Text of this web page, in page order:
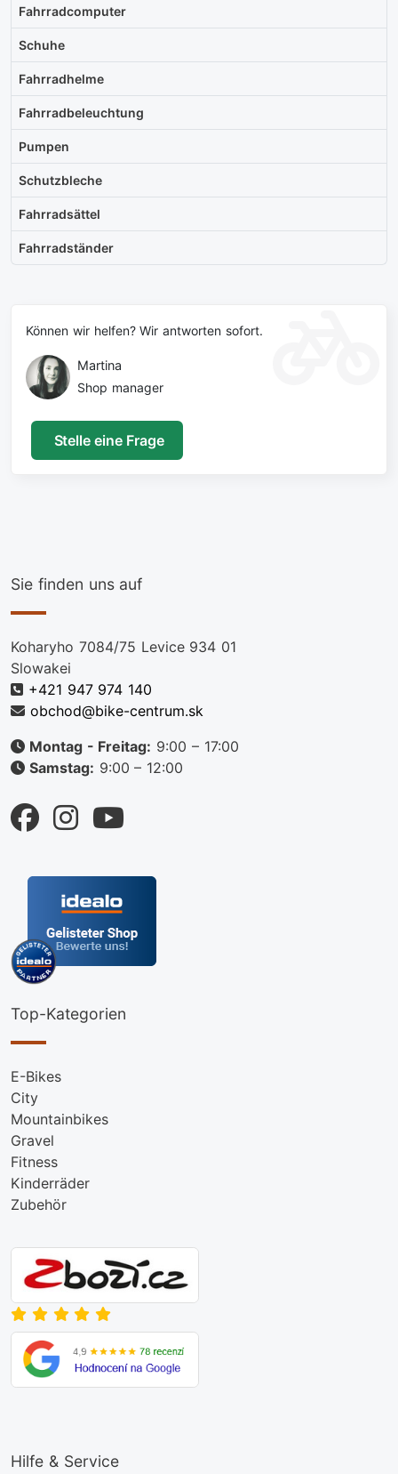
Fahrradcomputer
Schuhe
Fahrradhelme
Fahrradbeleuchtung
Pumpen
Schutzbleche
Fahrradsättel
Fahrradständer
Können wir helfen? Wir antworten sofort.
Martina
Shop manager
Stelle eine Frage
Sie finden uns auf
Koharyho 7084/75 Levice 934 01
Slowakei
+421 947 974 140
obchod@bike-centrum.sk
Montag - Freitag: 9:00 – 17:00
Samstag: 9:00 – 12:00
Top-Kategorien
E-Bikes
City
Mountainbikes
Gravel
Fitness
Kinderräder
Zubehör
Hilfe & Service